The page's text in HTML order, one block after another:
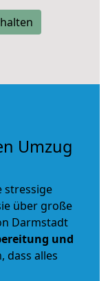
Umzug
stressige
über große
Darmstadt
und
dass alles